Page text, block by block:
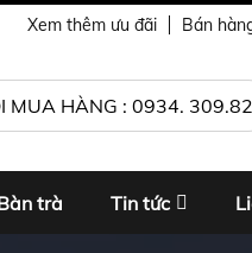
Xem thêm ưu đãi Bán
MUA HÀNG : 0934.
trà Tin tức